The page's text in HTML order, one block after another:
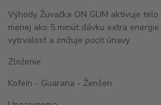
Výhody Žuvačka ON GUM aktivuje
menej ako 5 minút dávku extra
vytrvalosť a znižuje pocit únavy.
Zloženie
Kofeín - Guarana - Ženšen